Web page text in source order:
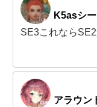
K5asシ
SE3これなら
アラウン